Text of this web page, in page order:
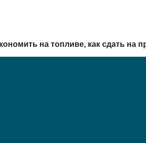
на топливе, как сдать на